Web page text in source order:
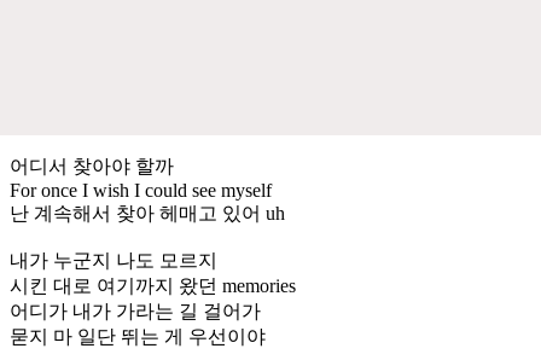
어디서 찾아야 할까
For once I wish I could see myself
난 계속해서 찾아 헤매고 있어 uh
내가 누군지 나도 모르지
시킨 대로 여기까지 왔던 memories
어디가 내가 가라는 길 걸어가
묻지 마 일단 뛰는 게 우선이야